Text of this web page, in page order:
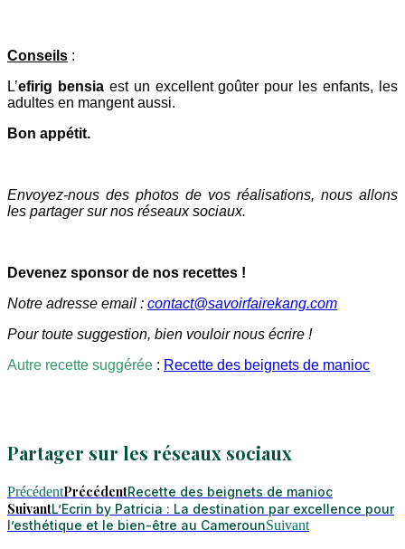
Conseils :
L’efirig bensia est un excellent goûter pour les enfants, les
adultes en mangent aussi.
Bon appétit.
Envoyez-nous des photos de vos réalisations, nous allons
les partager sur nos réseaux sociaux.
Devenez sponsor de nos recettes !
Notre adresse email : contact@savoirfairekang.com
Pour toute suggestion, bien vouloir nous écrire !
Autre recette suggérée : Recette des beignets de manioc
Partager sur les réseaux sociaux
PrécédentPrécédentRecette des beignets de manioc
SuivantL’Ecrin by Patricia : La destination par excellence pour
l’esthétique et le bien-être au CamerounSuivant